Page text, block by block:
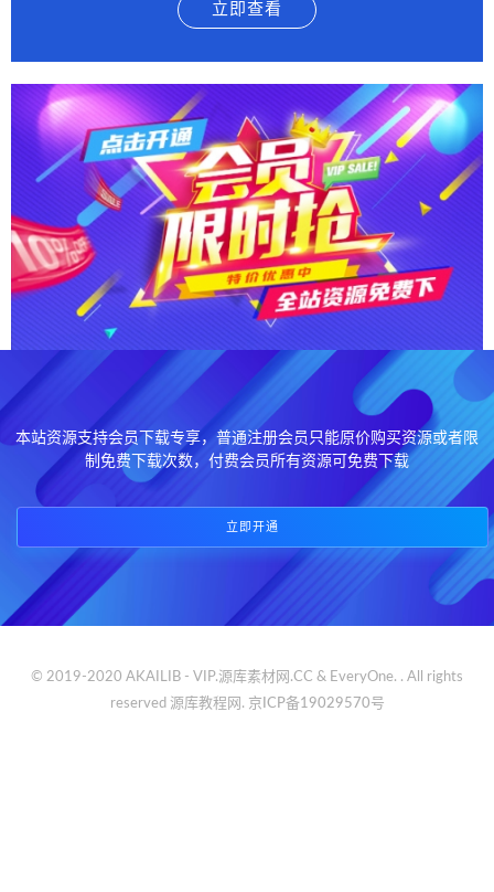
立即查看
本站资源支持会员下载专享，普通注册会员只能原价购买资源或者限
制免费下载次数，付费会员所有资源可免费下载
立即开通
© 2019-2020 AKAILIB - VIP.源库素材网.CC & EveryOne. . All rights
reserved 源库教程网. 京ICP备19029570号